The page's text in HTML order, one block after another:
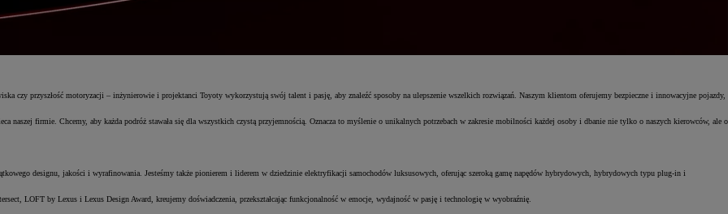
czy przyszłość motoryzacji – inżynierowie i projektanci Toyoty wykorzystują swój talent i pasję, aby znaleźć sposoby na ulepszenie wszelkich rozwiązań. Naszym klientom oferujemy bezpieczne i innowacyjne pojazdy,
naszej firmie. Chcemy, aby każda podróż stawała się dla wszystkich czystą przyjemnością. Oznacza to myślenie o unikalnych potrzebach w zakresie mobilności każdej osoby i dbanie nie tylko o naszych kierowców, ale o
designu, jakości i wyrafinowania. Jesteśmy także pionierem i liderem w dziedzinie elektryfikacji samochodów luksusowych, oferując szeroką gamę napędów hybrydowych, hybrydowych typu plug-in i
LOFT by Lexus i Lexus Design Award, kreujemy doświadczenia, przekształcając funkcjonalność w emocje, wydajność w pasję i technologię w wyobraźnię.